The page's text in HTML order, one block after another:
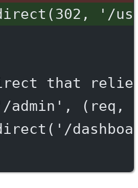
'/
that relies
admin', (req,